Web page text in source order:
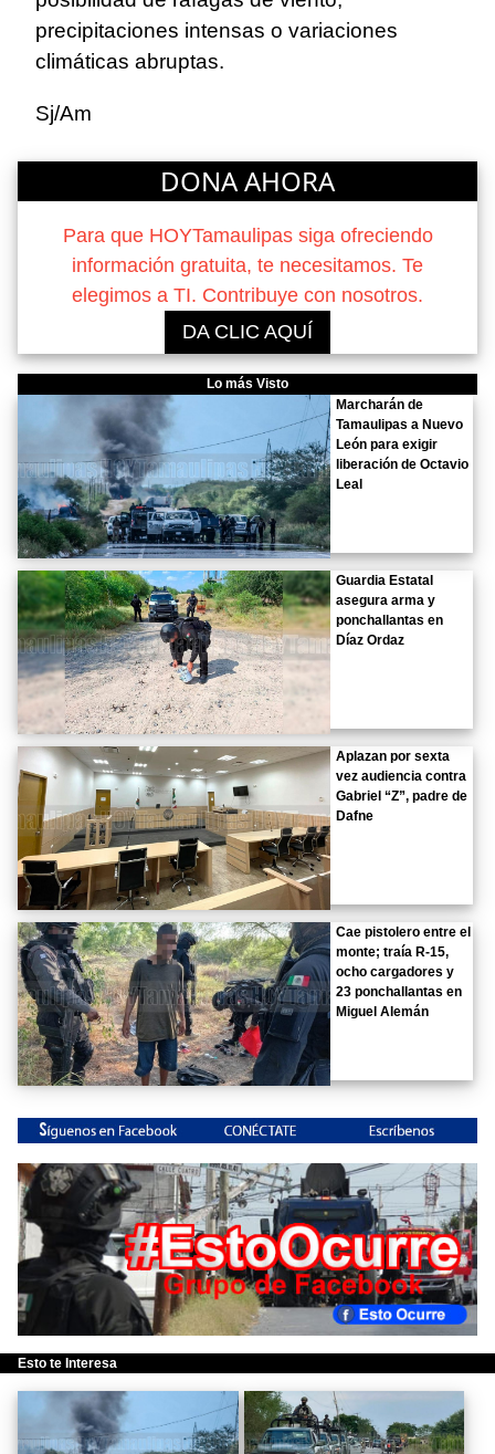
precipitaciones intensas o variaciones
climáticas abruptas.
Sj/Am
DONA AHORA
Para que HOYTamaulipas siga ofreciendo
información gratuita, te necesitamos. Te
elegimos a TI. Contribuye con nosotros.
DA CLIC AQUÍ
Lo más Visto
Marcharán de
Tamaulipas a Nuevo
León para exigir
liberación de Octavio
Leal
Guardia Estatal
asegura arma y
ponchallantas en
Díaz Ordaz
Aplazan por sexta
vez audiencia contra
Gabriel “Z”, padre de
Dafne
Cae pistolero entre el
monte; traía R-15,
ocho cargadores y
23 ponchallantas en
Miguel Alemán
Esto te Interesa